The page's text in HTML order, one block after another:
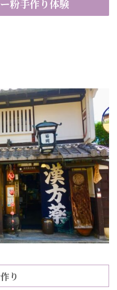
粉手作り体験
り